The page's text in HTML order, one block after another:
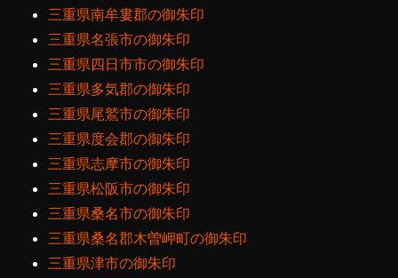
三重県南牟婁郡の御朱印
三重県名張市の御朱印
三重県四日市市の御朱印
三重県多気郡の御朱印
三重県尾鷲市の御朱印
三重県度会郡の御朱印
三重県志摩市の御朱印
三重県松阪市の御朱印
三重県桑名市の御朱印
三重県桑名郡木曽岬町の御朱印
三重県津市の御朱印